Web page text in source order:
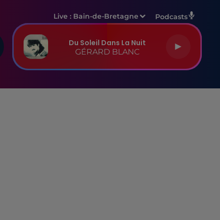
Live : Bain-de-Bretagne Podcasts
Du Soleil Dans La Nuit
GÉRARD BLANC